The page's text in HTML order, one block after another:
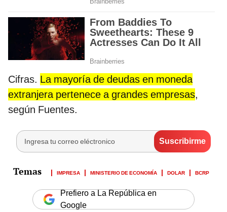
Cifras. La mayoría de deudas en moneda
extranjera pertenece a grandes empresas,
según Fuentes.
IMPRESA MINISTERIO DE ECONOMÍA DOLAR BCRP
Prefiero a La República en
Google